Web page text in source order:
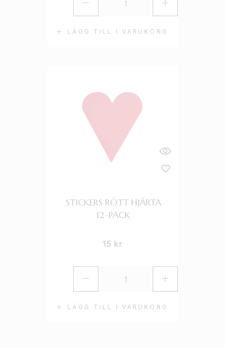
LÄGG TILL I VARUKORG
LÄGG TILL I VARUKORG
STICKERS RÖTT HJÄRTA
12-PACK
15 kr